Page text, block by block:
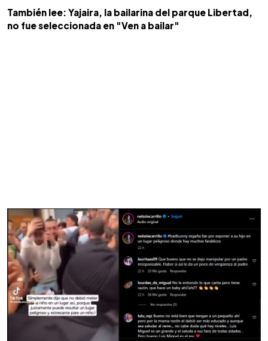
También lee: Yajaira, la bailarina del parque Libertad,
no fue seleccionada en "Ven a bailar"